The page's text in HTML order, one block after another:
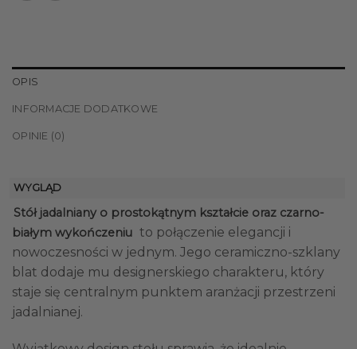
OPIS
INFORMACJE DODATKOWE
OPINIE (0)
WYGLĄD
Stół jadalniany o prostokątnym kształcie oraz czarno-
białym wykończeniu to połączenie elegancji i
nowoczesności w jednym. Jego ceramiczno-szklany
blat dodaje mu designerskiego charakteru, który
staje się centralnym punktem aranżacji przestrzeni
jadalnianej.